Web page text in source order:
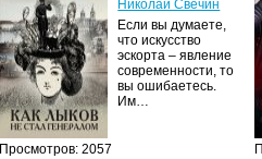
Просмотров: 2057
Николай Свечин
Если вы думаете,
что искусство
эскорта – явление
современности, то
вы ошибаетесь.
Им…